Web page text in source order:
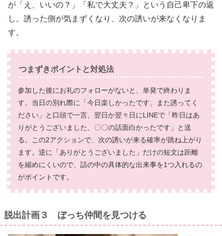
が「え、いいの？」「私で大丈夫？」という自己卑下の返
し。誘った側が気まずくなり、次の誘いが来なくなりま
す。
つまずきポイントと対処法
参加した後にお礼のフォローがないと、単発で終わりま
す。当日の別れ際に「今日楽しかったです、また誘ってく
ださい」と口頭で一言、翌日か翌々日にLINEで「昨日はあ
りがとうございました、〇〇の話面白かったです」と送
る。この2アクションで、次の誘いが来る確率が跳ね上がり
ます。逆に「ありがとうございました」だけの短文は距離
を縮めにくいので、話の中の具体的な出来事を1つ入れるの
がポイントです。
脱出計画３ ぼっち仲間を見つける